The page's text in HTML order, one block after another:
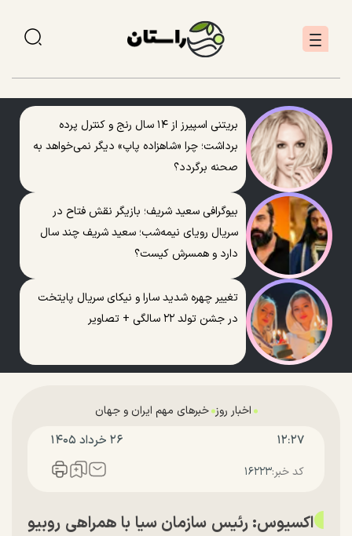
بریتنی اسپیرز از ۱۴ سال رنج و کنترل پرده
برداشت؛ چرا «شاهزاده پاپ» دیگر نمی‌خواهد به
صحنه برگردد؟
بیوگرافی سعید شریف؛ بازیگر نقش فتاح در
سریال رویای نیمه‌شب؛ سعید شریف چند سال
دارد و همسرش کیست؟
تغییر چهره شدید سارا و نیکای سریال پایتخت
در جشن تولد ۲۲ سالگی + تصاویر
اخبار روز خبرهای مهم ایران و جهان
۱۲:۲۷ ۲۶ خرداد ۱۴۰۵
کد خبر:۱۶۲۲۳
اکسیوس: رئیس سازمان سیا با همراهی روبیو